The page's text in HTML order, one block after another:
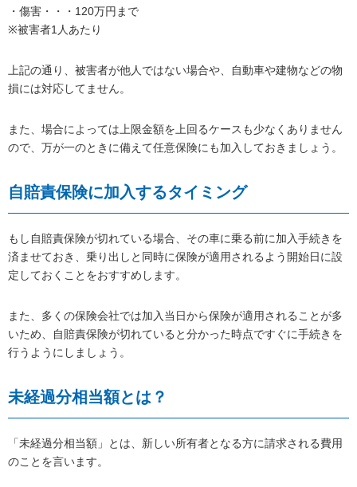
・傷害・・・120万円まで
※被害者1人あたり
上記の通り、被害者が他人ではない場合や、自動車や建物などの物
損には対応してません。
また、場合によっては上限金額を上回るケースも少なくありません
ので、万が一のときに備えて任意保険にも加入しておきましょう。
自賠責保険に加入するタイミング
もし自賠責保険が切れている場合、その車に乗る前に加入手続きを
済ませておき、乗り出しと同時に保険が適用されるよう開始日に設
定しておくことをおすすめします。
また、多くの保険会社では加入当日から保険が適用されることが多
いため、自賠責保険が切れていると分かった時点ですぐに手続きを
行うようにしましょう。
未経過分相当額とは？
「未経過分相当額」とは、新しい所有者となる方に請求される費用
のことを言います。